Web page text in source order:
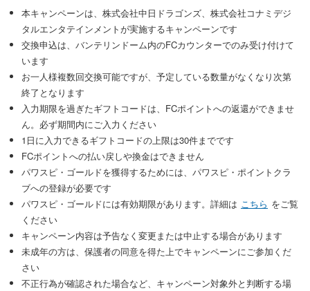
本キャンペーンは、株式会社中日ドラゴンズ、株式会社コナミデジ
タルエンタテインメントが実施するキャンペーンです
交換申込は、バンテリンドーム内のFCカウンターでのみ受け付けて
います
お一人様複数回交換可能ですが、予定している数量がなくなり次第
終了となります
入力期限を過ぎたギフトコードは、FCポイントへの返還ができませ
ん。必ず期間内にご入力ください
1日に入力できるギフトコードの上限は30件までです
FCポイントへの払い戻しや換金はできません
パワスピ・ゴールドを獲得するためには、パワスピ・ポイントクラ
ブへの登録が必要です
パワスピ・ゴールドには有効期限があります。詳細は こちら をご覧
ください
キャンペーン内容は予告なく変更または中止する場合があります
未成年の方は、保護者の同意を得た上でキャンペーンにご参加くだ
さい
不正行為が確認された場合など、キャンペーン対象外と判断する場